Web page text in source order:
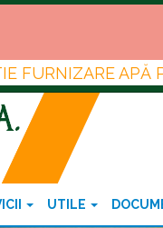
FURNIZARE APĂ
UTILE